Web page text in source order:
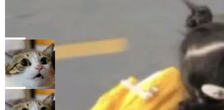
库之一。你的操作系统、浏览器、无数的基础设
施软件，很可能都在用它。而过去十年，维护它
的人一直在用业余...
gi?id=2019042">Bug&nbsp;2019042</a>）</l
i> <li>现在，助手可以直接使用 Exa 的网络搜索
结果回答问题，而无需将问题转交给搜索引擎。
（<a href="https://bugzilla.mozilla.org/show_
bug.cgi?id=204...
的 npm 包。项目的核心论点是：容器不适合 Ag
ent 计算。真正适合的，是 Isolate。 Cloudflare
工程师在这件事上没什么可谦虚的——他们用 W
orkers 跑了十年 Isolate。用 CEO Matthew Pri
nce 的话说：「我们一生都在用 Isolate 运行代
码，而 AI Agent 不需要容器，它们需要的是 Iso
局
OpenAI 公开邮件和聊天记录回应苹果
诉讼，称“Apple is getting this wron
g”
上个月，苹果一纸诉状把 OpenAI 告上法庭，指
控其挖角苹果前员工并窃取商业秘密。苹果的诉
状把 OpenAI 描述成一个系统性地从前东家挖
局